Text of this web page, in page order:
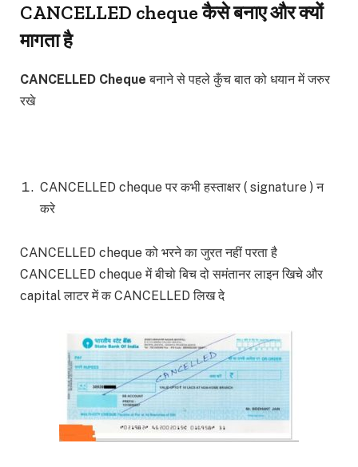
CANCELLED cheque कैसे बनाए और क्यों
मागता है
CANCELLED Chequeबनाने से पहले कुँच बात को धयान में जरुर
रखे
CANCELLED cheque पर कभी हस्ताक्षर ( signature ) न
करे
CANCELLED cheque को भरने का जुरत नहीं परता है
CANCELLED cheque में बीचो बिच दो समंतानर लाइन खिचे और
capital लाटर में क CANCELLED लिख दे